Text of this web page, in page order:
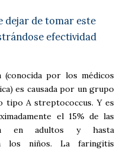
dejar de tomar este
efectividad
por los médicos
es causada por un grupo
tipo A streptococcus. Y es
el 15% de las
en adultos y hasta
los niños. La faringitis